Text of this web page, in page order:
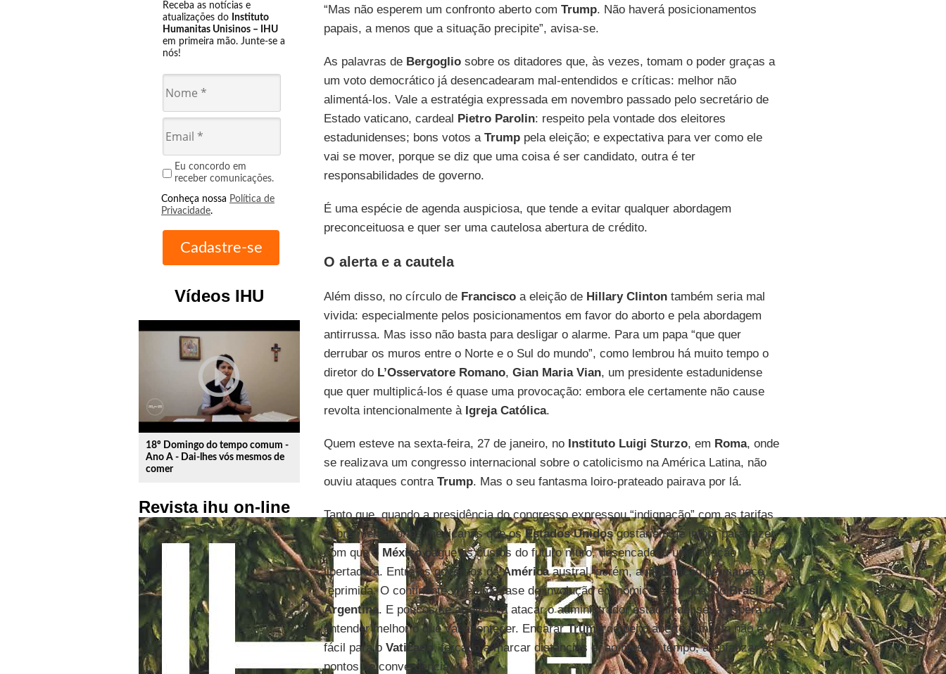
Receba as notícias e
atualizações do Instituto
Humanitas Unisinos – IHU
em primeira mão. Junte-se a
nós!
Eu concordo em
receber comunicações.
Conheça nossa Política de
Privacidade.
Vídeos IHU
play_circle_outline
18º Domingo do tempo comum -
Ano A - Dai-lhes vós mesmos de
comer
Revista ihu on-line
“Mas não esperem um confronto aberto com Trump. Não haverá posicionamentos
papais, a menos que a situação precipite”, avisa-se.
As palavras de Bergogliosobre os ditadores que, às vezes, tomam o poder graças a
um voto democrático já desencadearam mal-entendidos e críticas: melhor não
alimentá-los. Vale a estratégia expressada em novembro passado pelo secretário de
Estado vaticano, cardeal Pietro Parolin: respeito pela vontade dos eleitores
estadunidenses; bons votos a Trumppela eleição; e expectativa para ver como ele
vai se mover, porque se diz que uma coisa é ser candidato, outra é ter
responsabilidades de governo.
É uma espécie de agenda auspiciosa, que tende a evitar qualquer abordagem
preconceituosa e quer ser uma cautelosa abertura de crédito.
O alerta e a cautela
Além disso, no círculo de Franciscoa eleição de Hillary Clintontambém seria mal
vivida: especialmente pelos posicionamentos em favor do aborto e pela abordagem
antirrussa. Mas isso não basta para desligar o alarme. Para um papa “que quer
derrubar os muros entre o Norte e o Sul do mundo”, como lembrou há muito tempo o
diretor do L’Osservatore Romano, Gian Maria Vian, um presidente estadunidense
que quer multiplicá-los é quase uma provocação: embora ele certamente não cause
revolta intencionalmente à Igreja Católica.
Quem esteve na sexta-feira, 27 de janeiro, no Instituto Luigi Sturzo, em Roma, onde
se realizava um congresso internacional sobre o catolicismo na América Latina, não
ouviu ataques contra Trump. Mas o seu fantasma loiro-prateado pairava por lá.
Tanto que, quando a presidência do congresso expressou “indignação” com as tarifas
sobre mercadorias mexicanas que osEstados Unidosgostariam de impor para fazer
com que o Méxicopague os custos do futuro muro, desencadeou uma ovação
libertadora. Entre os governos daAméricaaustral, porém, a indignação permanece
reprimida. O continente vive uma fase de involução econômica e política, doBrasilà
Argentina. E poucos se atrevem a atacar o administrador estadunidense, à espera de
entender melhor o que vai acontecer. EncararTrumpde peito aberto também não é
fácil para o Vaticano, forçado a marcar distâncias e, ao mesmo tempo, a enfatizar os
pontos de convergência.